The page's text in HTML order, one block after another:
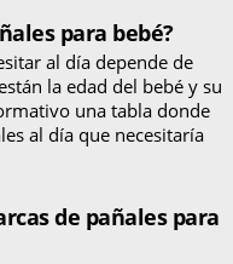
para bebé?
al día depende de
la edad del bebé y su
una tabla donde
al día que necesitaría
de pañales para